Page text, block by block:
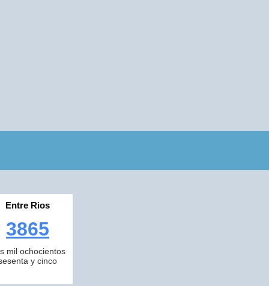
Entre Rios
3865
mil ochocientos
y cinco